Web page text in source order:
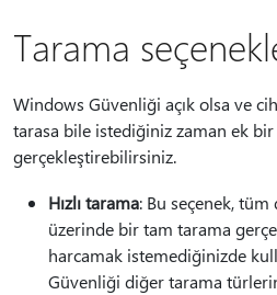
Tarama
Windows Güvenliği açık olsa ve
tarasa bile istediğiniz zaman ek
gerçekleştirebilirsiniz.
Hızlı tarama: Bu seçenek,
üzerinde bir tam tarama
harcamak istemediğinizde
Güvenliği diğer tarama